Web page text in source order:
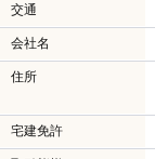
交通
会社名
住所
宅建免許